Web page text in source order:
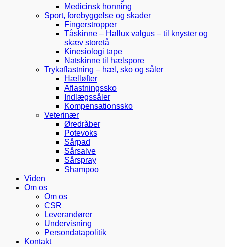
Medicinsk honning
Sport, forebyggelse og skader
Fingerstropper
Tåskinne – Hallux valgus – til knyster og
skæv storetå
Kinesiologi tape
Natskinne til hælspore
Trykaflastning – hæl, sko og såler
Hælløfter
Aflastningssko
Indlægssåler
Kompensationssko
Veterinær
Øredråber
Potevoks
Sårpad
Sårsalve
Sårspray
Shampoo
Viden
Om os
Om os
CSR
Leverandører
Undervisning
Persondatapolitik
Kontakt